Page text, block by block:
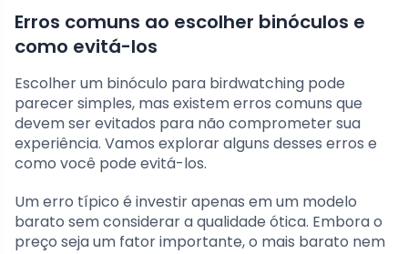
Erros comuns ao escolher binóculos e
como evitá-los
Escolher um binóculo para birdwatching pode
parecer simples, mas existem erros comuns que
devem ser evitados para não comprometer sua
experiência. Vamos explorar alguns desses erros e
como você pode evitá-los.
Um erro típico é investir apenas em um modelo
barato sem considerar a qualidade ótica. Embora o
preço seja um fator importante, o mais barato nem